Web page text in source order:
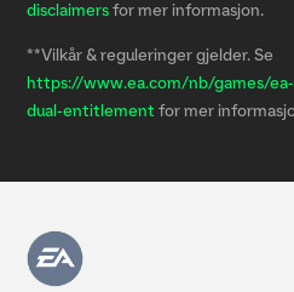
disclaimers for mer informasjon.
**Vilkår & reguleringer gjelder. Se
https://www.ea.com/nb/games/
dual-entitlement for mer